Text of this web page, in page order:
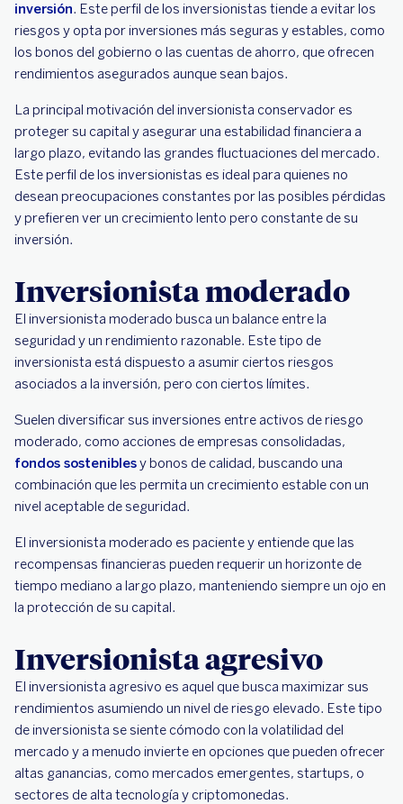
inversión. Este perfil de los inversionistas tiende a evitar los
riesgos y opta por inversiones más seguras y estables, como
los bonos del gobierno o las cuentas de ahorro, que ofrecen
rendimientos asegurados aunque sean bajos.
La principal motivación del inversionista conservador es
proteger su capital y asegurar una estabilidad financiera a
largo plazo, evitando las grandes fluctuaciones del mercado.
Este perfil de los inversionistas es ideal para quienes no
desean preocupaciones constantes por las posibles pérdidas
y prefieren ver un crecimiento lento pero constante de su
inversión.
Inversionista moderado
El inversionista moderado busca un balance entre la
seguridad y un rendimiento razonable. Este tipo de
inversionista está dispuesto a asumir ciertos riesgos
asociados a la inversión, pero con ciertos límites.
Suelen diversificar sus inversiones entre activos de riesgo
moderado, como acciones de empresas consolidadas,
fondos sosteniblesy bonos de calidad, buscando una
combinación que les permita un crecimiento estable con un
nivel aceptable de seguridad.
El inversionista moderado es paciente y entiende que las
recompensas financieras pueden requerir un horizonte de
tiempo mediano a largo plazo, manteniendo siempre un ojo en
la protección de su capital.
Inversionista agresivo
El inversionista agresivo es aquel que busca maximizar sus
rendimientos asumiendo un nivel de riesgo elevado. Este tipo
de inversionista se siente cómodo con la volatilidad del
mercado y a menudo invierte en opciones que pueden ofrecer
altas ganancias, como mercados emergentes, startups, o
sectores de alta tecnología y criptomonedas.